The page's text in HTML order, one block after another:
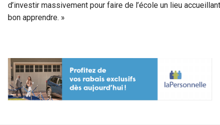
d’investir massivement pour faire de l’école un lieu
bon apprendre. »